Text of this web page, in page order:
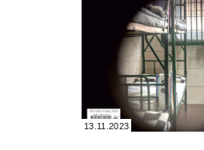
13.11.2023